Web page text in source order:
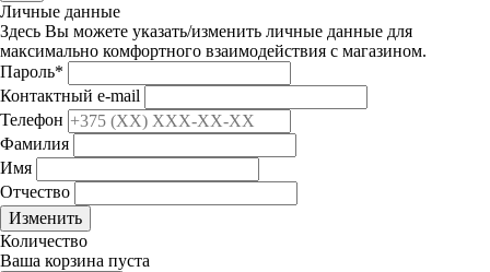
Личные данные
Здесь Вы можете указать/изменить личные данные для
максимально комфортного взаимодействия с магазином.
Пароль*
Контактный e-mail
Телефон
Фамилия
Имя
Отчество
Изменить
Количество
Ваша корзина пуста